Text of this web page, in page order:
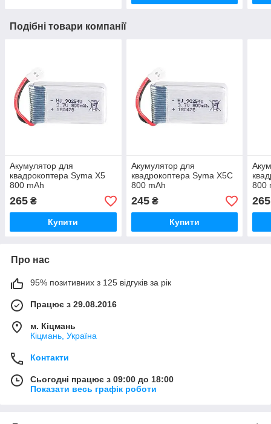
Подібні товари компанії
Акумулятор для
квадрокоптера Syma X5
800 mAh
265 ₴
Купити
Акумулятор для
квадрокоптера Syma X5C
800 mAh
245₴
Купити
800
265
Про нас
95% позитивних з 125 відгуків за рік
Працює з 29.08.2016
м. Кіцмань
Кіцмань, Україна
Контакти
Сьогодні працює з 09:00 до 18:00
Показати весь графік роботи